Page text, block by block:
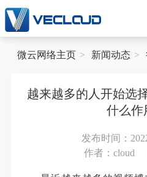
微云网络主页 新闻动态
越来越多的人开始选
什么作
发布时间：
作者：cloud